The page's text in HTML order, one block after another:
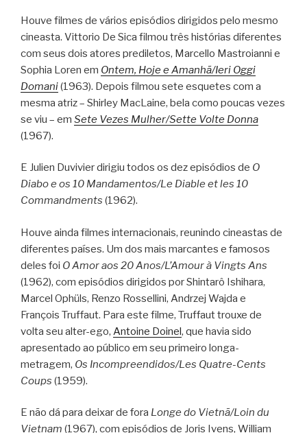
Houve filmes de vários episódios dirigidos pelo mesmo
cineasta. Vittorio De Sica filmou três histórias diferentes
com seus dois atores prediletos, Marcello Mastroianni e
Sophia Loren em Ontem, Hoje e Amanhã/Ieri Oggi
Domani(1963). Depois filmou sete esquetes com a
mesma atriz – Shirley MacLaine, bela como poucas vezes
se viu – em Sete Vezes Mulher/Sette Volte Donna
(1967).
E Julien Duvivier dirigiu todos os dez episódios de O
Diabo e os 10 Mandamentos/Le Diable et les 10
Commandments (1962).
Houve ainda filmes internacionais, reunindo cineastas de
diferentes países. Um dos mais marcantes e famosos
deles foi O Amor aos 20 Anos/L’Amour à Vingts Ans
(1962), com episódios dirigidos por Shintarô Ishihara,
Marcel Ophüls, Renzo Rossellini, Andrzej Wajda e
François Truffaut. Para este filme, Truffaut trouxe de
volta seu alter-ego, Antoine Doinel, que havia sido
apresentado ao público em seu primeiro longa-
metragem, Os Incompreendidos/Les Quatre-Cents
Coups (1959).
E não dá para deixar de fora Longe do Vietnã/Loin du
Vietnam (1967), com episódios de Joris Ivens, William